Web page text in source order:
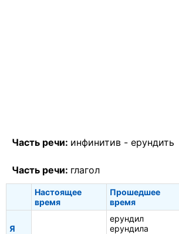
Часть речи: инфинитив - ерундить
Часть речи: глагол
Настоящее
время
Прошедшее
время
Я
ерундил
ерундила